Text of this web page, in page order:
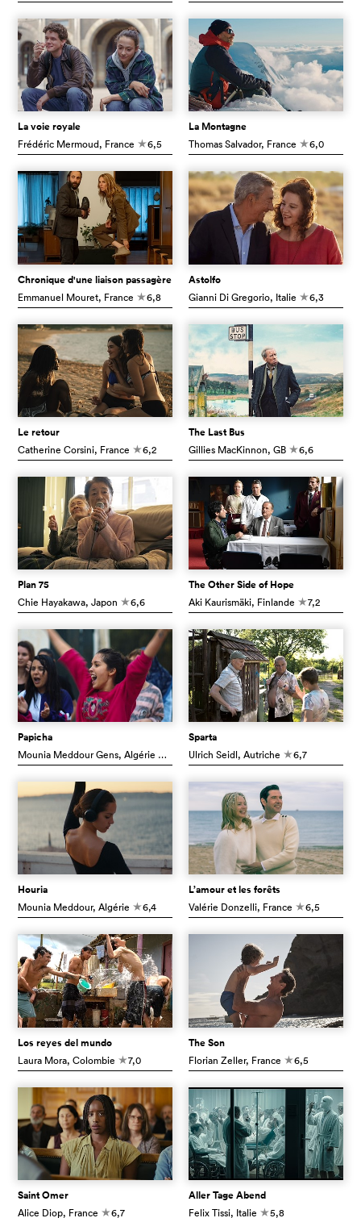
La voie royale
Frédéric Mermoud, France c6,5
La Montagne
Thomas Salvador, France c6,0
Chronique d'une liaison passagère
Emmanuel Mouret, France c6,8
Astolfo
Gianni Di Gregorio, Italie c6,3
Le retour
Catherine Corsini, France c6,2
The Last Bus
Gillies MacKinnon, GB c6,6
Plan 75
Chie Hayakawa, Japon c6,6
The Other Side of Hope
Aki Kaurismäki, Finlande c7,2
Papicha
Mounia Meddour Gens, Algérie
Sparta
Ulrich Seidl, Autriche c6,7
Houria
Mounia Meddour, Algérie c6,4
L’amour et les forêts
Valérie Donzelli, France c6,5
Los reyes del mundo
Laura Mora, Colombie c7,0
The Son
Florian Zeller, France c6,5
Saint Omer
Alice Diop, France c6,7
Aller Tage Abend
Felix Tissi, Italie c5,8